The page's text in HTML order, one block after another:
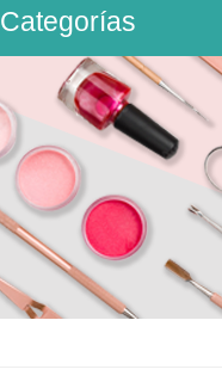
Categorías